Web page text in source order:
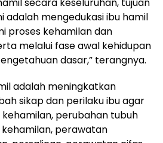
secara keseluruhan, tujuan
adalah mengedukasi ibu hamil
proses kehamilan dan
melalui fase awal kehidupan
dasar,” terangnya.
adalah meningkatkan
sikap dan perilaku ibu agar
perubahan tubuh
perawatan